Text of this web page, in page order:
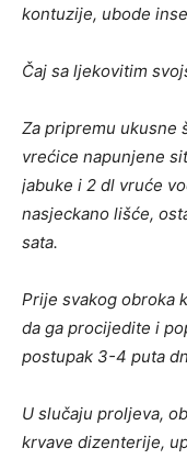
kontuzije, ubode
Čaj sa ljekovitim
Za pripremu ukusne
vrećice napunjene
jabuke i 2 dl vruće
nasjeckano lišće,
sata.
Prije svakog obroka
da ga procijedite i
postupak 3-4 puta
U slučaju proljeva,
krvave dizenterije,